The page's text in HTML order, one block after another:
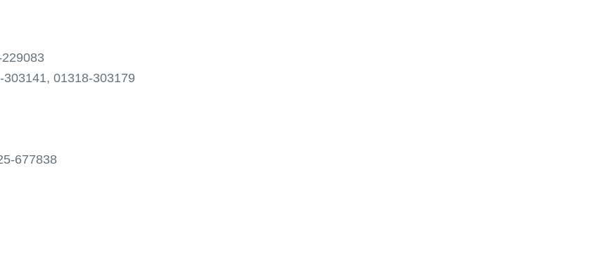
229083
303141, 01318-303179
677838